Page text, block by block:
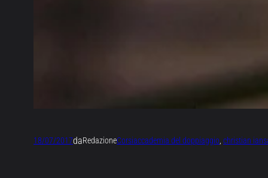
18/07/2017daRedazioneCorsiaccademia del doppiaggio christian